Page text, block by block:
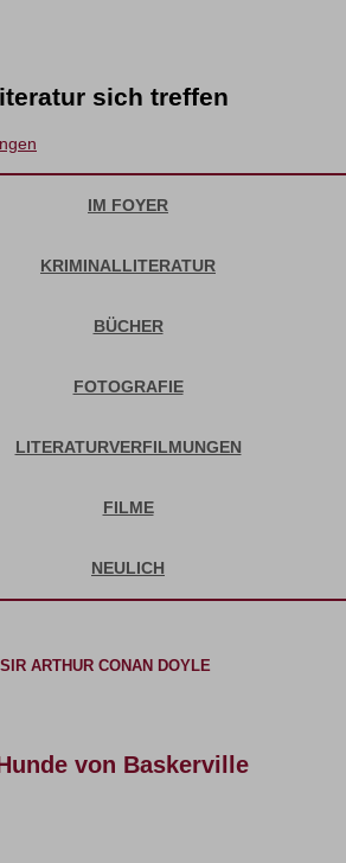
sich treffen
IM FOYER
KRIMINALLITERATUR
BÜCHER
FOTOGRAFIE
LITERATURVERFILMUNGEN
FILME
NEULICH
SIR ARTHUR CONAN DOYLE
von Baskerville